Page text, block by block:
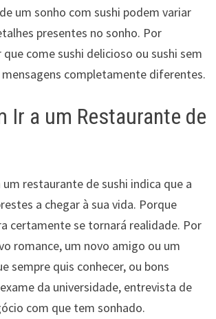
um sonho com sushi podem variar
presentes no sonho. Por
come sushi delicioso ou sushi sem
completamente diferentes.
Ir a um Restaurante de
um restaurante de sushi indica que a
a chegar à sua vida. Porque
certamente se tornará realidade. Por
romance, um novo amigo ou um
sempre quis conhecer, ou bons
da universidade, entrevista de
com que tem sonhado.